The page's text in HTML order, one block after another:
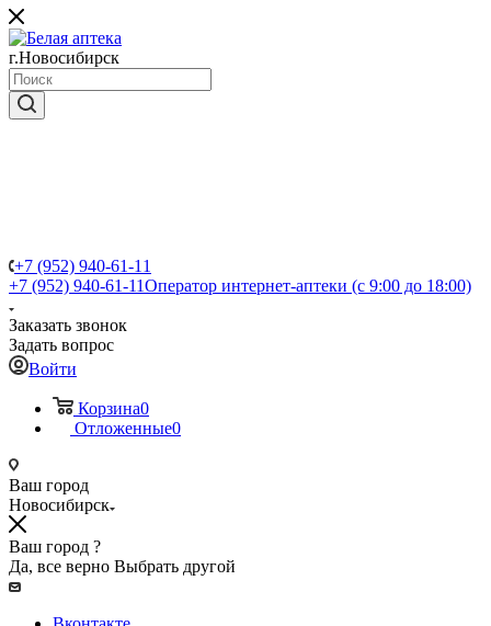
г.Новосибирск
+7 (952) 940-61-11
+7 (952) 940-61-11Оператор интернет-аптеки (с 9:00 до 18:00)
Заказать звонок
Задать вопрос
Войти
Корзина0
Отложенные0
Ваш город
Новосибирск
Ваш город ?
Да, все верно Выбрать другой